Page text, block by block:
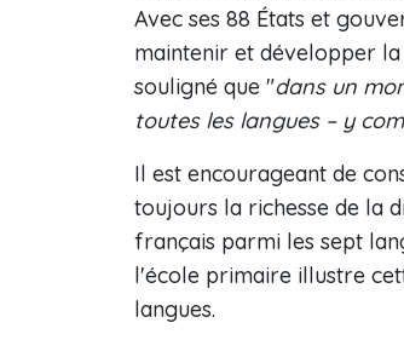
Avec ses 88 États et
maintenir et développer
souligné que "dans un
toutes les langues – y
Il est encourageant de
toujours la richesse de la
français parmi les sept
l'école primaire illustre
langues.